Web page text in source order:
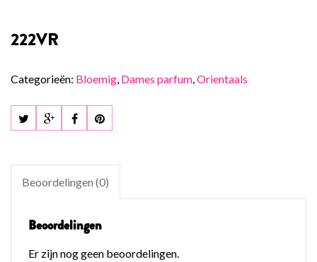
222VR
Categorieën: Bloemig, Dames parfum,Orientaals
Beoordelingen (0)
Beoordelingen
Er zijn nog geen beoordelingen.